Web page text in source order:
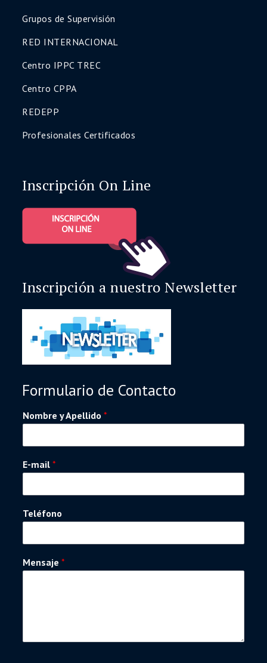
Grupos de Supervisión
RED INTERNACIONAL
Centro IPPC TREC
Centro CPPA
REDEPP
Profesionales Certificados
Inscripción On Line
Inscripción a nuestro Newsletter
Formulario de Contacto
Nombre y Apellido*
E-mail*
Teléfono
Mensaje*